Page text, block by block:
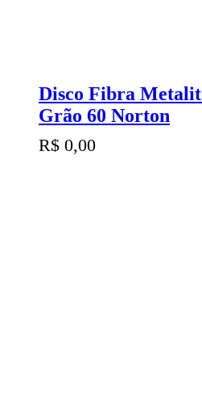
Disco Fibra
Grão 60 Norton
R$ 0,00